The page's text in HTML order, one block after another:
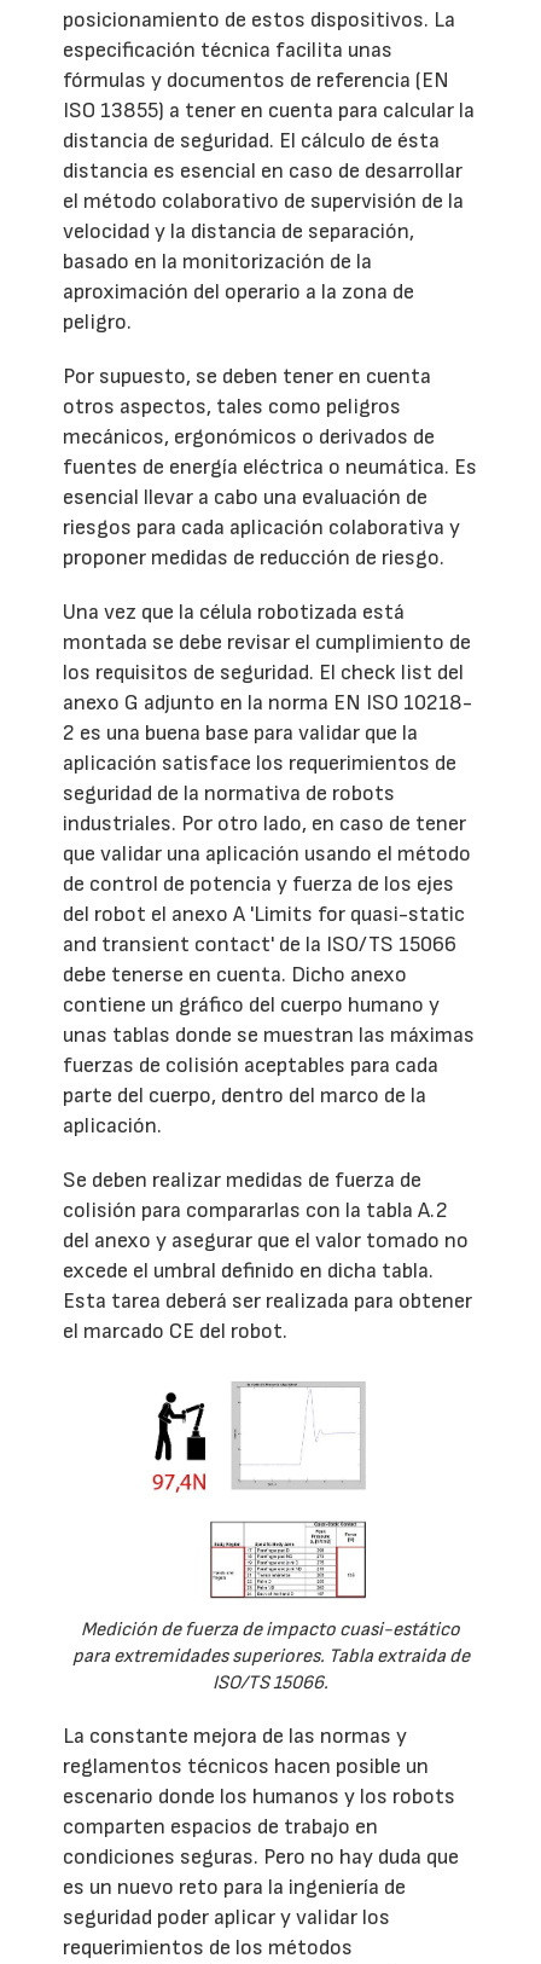
posicionamiento de estos dispositivos. La
especificación técnica facilita unas
fórmulas y documentos de referencia (EN
ISO 13855) a tener en cuenta para calcular la
distancia de seguridad. El cálculo de ésta
distancia es esencial en caso de desarrollar
el método colaborativo de supervisión de la
velocidad y la distancia de separación,
basado en la monitorización de la
aproximación del operario a la zona de
peligro.
Por supuesto, se deben tener en cuenta
otros aspectos, tales como peligros
mecánicos, ergonómicos o derivados de
fuentes de energía eléctrica o neumática. Es
esencial llevar a cabo una evaluación de
riesgos para cada aplicación colaborativa y
proponer medidas de reducción de riesgo.
Una vez que la célula robotizada está
montada se debe revisar el cumplimiento de
los requisitos de seguridad. El check list del
anexo G adjunto en la norma EN ISO 10218-
2 es una buena base para validar que la
aplicación satisface los requerimientos de
seguridad de la normativa de robots
industriales. Por otro lado, en caso de tener
que validar una aplicación usando el método
de control de potencia y fuerza de los ejes
del robot el anexo A 'Limits for quasi-static
and transient contact' de la ISO/TS 15066
debe tenerse en cuenta. Dicho anexo
contiene un gráfico del cuerpo humano y
unas tablas donde se muestran las máximas
fuerzas de colisión aceptables para cada
parte del cuerpo, dentro del marco de la
aplicación.
Se deben realizar medidas de fuerza de
colisión para compararlas con la tabla A.2
del anexo y asegurar que el valor tomado no
excede el umbral definido en dicha tabla.
Esta tarea deberá ser realizada para obtener
el marcado CE del robot.
Medición de fuerza de impacto cuasi-estático
para extremidades superiores. Tabla extraida de
ISO/TS 15066.
La constante mejora de las normas y
reglamentos técnicos hacen posible un
escenario donde los humanos y los robots
comparten espacios de trabajo en
condiciones seguras. Pero no hay duda que
es un nuevo reto para la ingeniería de
seguridad poder aplicar y validar los
requerimientos de los métodos